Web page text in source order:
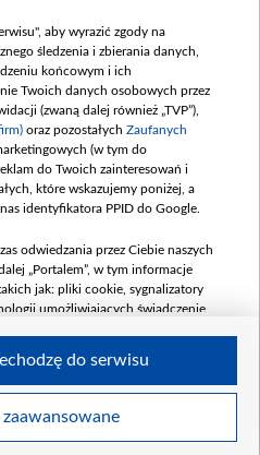
wewnętrznych
S. A. w likwidacji
aby wyrazić zgody na
śledzenia i zbierania danych,
końcowym i ich
Twoich danych osobowych przez
(zwaną dalej również „TVP”),
oraz pozostałych Zaufanych
(w tym do
do Twoich zainteresowań i
które wskazujemy poniżej, a
identyfikatora PPID do Google.
odwiedzania przez Ciebie naszych
„Portalem”, w tym informacje
jak: pliki cookie, sygnalizatory
umożliwiających świadczenie
odwiedzania przez Ciebie
do serwisu